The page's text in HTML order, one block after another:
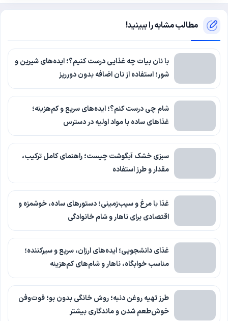
مطالب مشابه را ببینید!
با نان بیات چه غذایی درست کنیم؟؛ ایده‌های شیرین و
شور؛ استفاده از نان اضافه بدون دورریز
شام چی درست کنم؟؛ ایده‌های سریع و کم‌هزینه؛
غذاهای ساده با مواد اولیه در دسترس
سبزی خشک آبگوشت چیست؛ راهنمای کامل ترکیب،
مقدار و طرز استفاده
غذا با مرغ و سیب‌زمینی؛ دستورهای ساده، خوشمزه و
اقتصادی برای ناهار و شام خانوادگی
غذای دانشجویی؛ ایده‌های ارزان، سریع و سیرکننده؛
مناسب خوابگاه، ناهار و شام‌های کم‌هزینه
طرز تهیه روغن دنبه؛ روش خانگی بدون بو؛ فوت‌وفن
خوش‌طعم شدن و ماندگاری بیشتر